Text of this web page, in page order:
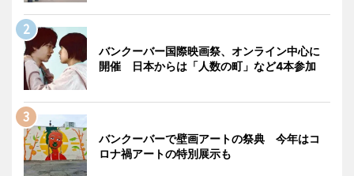
バンクーバー国際映画祭、オンライン中心に
開催 日本からは「人数の町」など4本参加
バンクーバーで壁画アートの祭典 今年はコ
ロナ禍アートの特別展示も